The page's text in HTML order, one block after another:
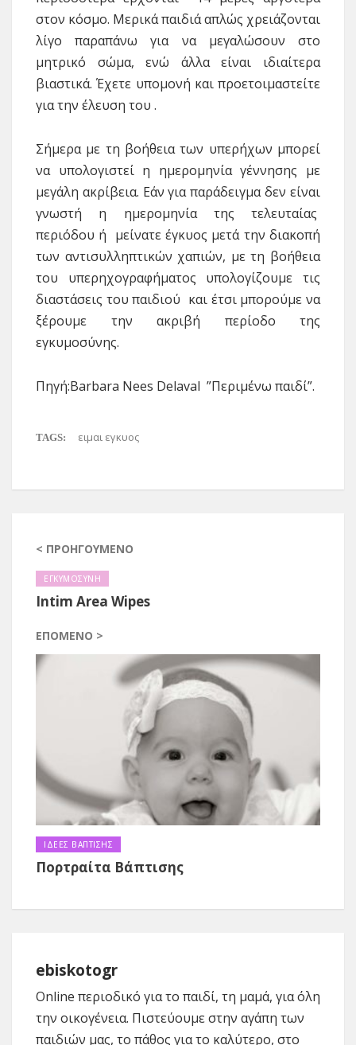
στον κόσμο. Μερικά παιδιά απλώς χρειάζονται
λίγο παραπάνω για να μεγαλώσουν στο
μητρικό σώμα, ενώ άλλα είναι ιδιαίτερα
βιαστικά. Έχετε υπομονή και προετοιμαστείτε
για την έλευση του .
Σήμερα με τη βοήθεια των υπερήχων μπορεί
να υπολογιστεί η ημερομηνία γέννησης με
μεγάλη ακρίβεια. Εάν για παράδειγμα δεν είναι
γνωστή η ημερομηνία της τελευταίας
περιόδου ή μείνατε έγκυος μετά την διακοπή
των αντισυλληπτικών χαπιών, με τη βοήθεια
του υπερηχογραφήματος υπολογίζουμε τις
διαστάσεις του παιδιού και έτσι μπορούμε να
ξέρουμε την ακριβή περίοδο της
εγκυμοσύνης.
Πηγή:Barbara Nees Delaval ”Περιμένω παιδί”.
TAGS: ειμαι εγκυος
< ΠΡΟΗΓΟΎΜΕΝΟ
ΕΓΚΥΜΟΣΥΝΗ
Intim Area Wipes
ΕΠΌΜΕΝΟ >
ΙΔΕΕΣ ΒΑΠΤΙΣΗΣ
Πορτραίτα Βάπτισης
ebiskotogr
Online περιοδικό για το παιδί, τη μαμά, για όλη
την οικογένεια. Πιστεύουμε στην αγάπη των
παιδιών μας, το πάθος για το καλύτερο, στο